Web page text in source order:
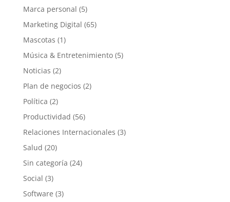
Marca personal (5)
Marketing Digital (65)
Mascotas (1)
Música & Entretenimiento(5)
Noticias (2)
Plan de negocios (2)
Política (2)
Productividad (56)
Relaciones Internacionales (3)
Salud (20)
Sin categoría (24)
Social (3)
Software (3)